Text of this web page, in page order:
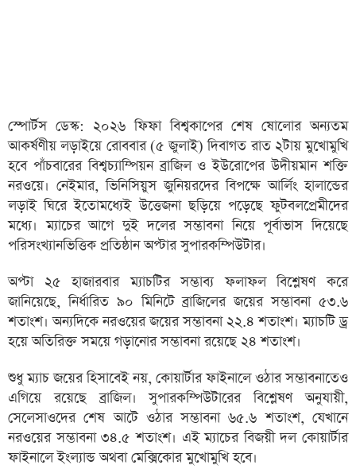
স্পোর্টস ডেস্ক: ২০২৬ ফিফা বিশ্বকাপের শেষ ষোলোর অন্যতম
আকর্ষণীয় লড়াইয়ে রোববার (৫ জুলাই) দিবাগত রাত ২টায় মুখোমুখি
হবে পাঁচবারের বিশ্বচ্যাম্পিয়ন ব্রাজিল ও ইউরোপের উদীয়মান শক্তি
নরওয়ে। নেইমার, ভিনিসিয়ুস জুনিয়রদের বিপক্ষে আর্লিং হালান্ডের
লড়াই ঘিরে ইতোমধ্যেই উত্তেজনা ছড়িয়ে পড়েছে ফুটবলপ্রেমীদের
মধ্যে। ম্যাচের আগে দুই দলের সম্ভাবনা নিয়ে পূর্বাভাস দিয়েছে
পরিসংখ্যানভিত্তিক প্রতিষ্ঠান অপ্টার সুপারকম্পিউটার।
অপ্টা ২৫ হাজারবার ম্যাচটির সম্ভাব্য ফলাফল বিশ্লেষণ করে
জানিয়েছে, নির্ধারিত ৯০ মিনিটে ব্রাজিলের জয়ের সম্ভাবনা ৫৩.৬
শতাংশ। অন্যদিকে নরওয়ের জয়ের সম্ভাবনা ২২.৪ শতাংশ। ম্যাচটি ড্র
হয়ে অতিরিক্ত সময়ে গড়ানোর সম্ভাবনা রয়েছে ২৪ শতাংশ।
শুধু ম্যাচ জয়ের হিসাবেই নয়, কোয়ার্টার ফাইনালে ওঠার সম্ভাবনাতেও
এগিয়ে রয়েছে ব্রাজিল। সুপারকম্পিউটারের বিশ্লেষণ অনুযায়ী,
সেলেসাওদের শেষ আটে ওঠার সম্ভাবনা ৬৫.৬ শতাংশ, যেখানে
নরওয়ের সম্ভাবনা ৩৪.৫ শতাংশ। এই ম্যাচের বিজয়ী দল কোয়ার্টার
ফাইনালে ইংল্যান্ড অথবা মেক্সিকোর মুখোমুখি হবে।